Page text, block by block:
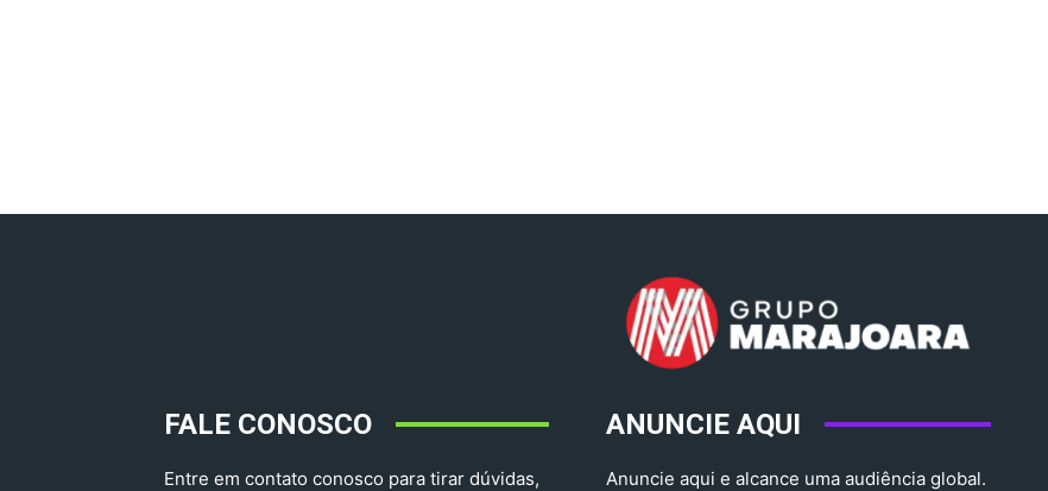
FALE CONOSCO
Entre em contato conosco para tirar dúvidas,
ANUNCIE AQUI
Anuncie aqui e alcance uma audiência global.